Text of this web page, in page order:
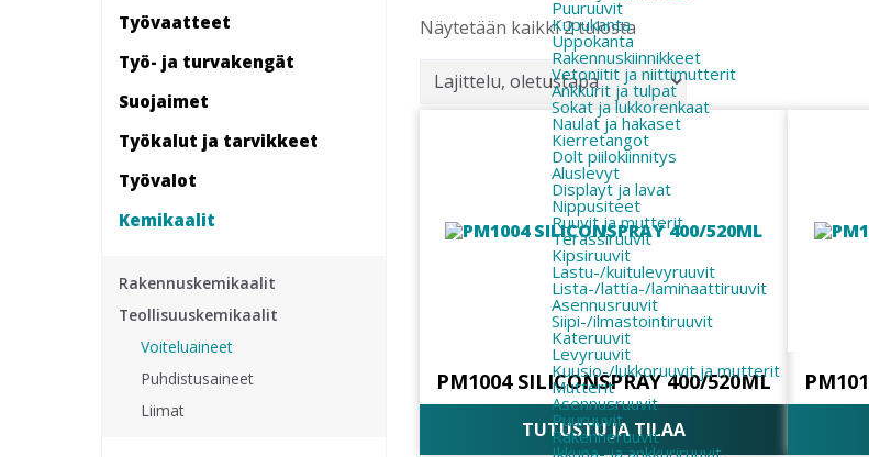
Puuruuvit
Kupukanta
Uppokanta
Rakennuskiinnikkeet
Vetoniitit ja niittimutterit
Ankkurit ja tulpat
Sokat ja lukkorenkaat
Naulat ja hakaset
Kierretangot
Dolt piilokiinnitys
Aluslevyt
Displayt ja lavat
Nippusiteet
Ruuvit ja mutterit
Terassiruuvit
Kipsiruuvit
Lastu-/kuitulevyruuvit
Lista-/lattia-/laminaattiruuvit
Asennusruuvit
Siipi-/ilmastointiruuvit
Kateruuvit
Levyruuvit
Kuusio-/lukkoruuvit ja mutterit
Mutterit
Asennusruuvit
Puuruuvit
Rakenneruuvit
Ikkuna- ja ankkuriruuvit
Työvaatteet
Työ- ja turvakengät
Suojaimet
Työkalut ja tarvikkeet
Työvalot
Kemikaalit
Rakennuskemikaalit
Teollisuuskemikaalit
Voiteluaineet
Puhdistusaineet
Liimat
Näytetään kaikki 2 tulosta
PM1004 SILICONSPRAY 400/520ML
TUTUSTU JA TILAA